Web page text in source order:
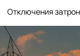
Отключения